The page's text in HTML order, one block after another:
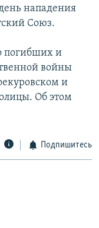
нападения
Союз.
погибших и
войны
и
Об этом
Подпишитесь